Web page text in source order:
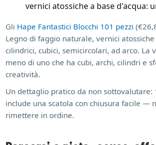
vernici atossiche a base d'acqua:
Gli Hape Fantastici Blocchi 101 pezzi
Legno di faggio naturale, vernici
cilindrici, cubici, semicircolari, ad arco.
meno di uno che ha cubi, archi, cilindri e
creatività.
Un dettaglio pratico da non sottovalutare:
include una scatola con chiusura facile —
rimettere in ordine.